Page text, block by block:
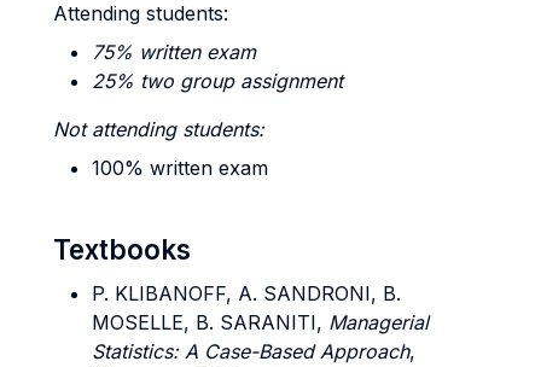
Attending students:
75% written exam
25% two group assignment
Not attending students:
100% written exam
Textbooks
P. KLIBANOFF, A. SANDRONI, B.
MOSELLE, B. SARANITI, Managerial
Statistics: A Case-Based Approach,